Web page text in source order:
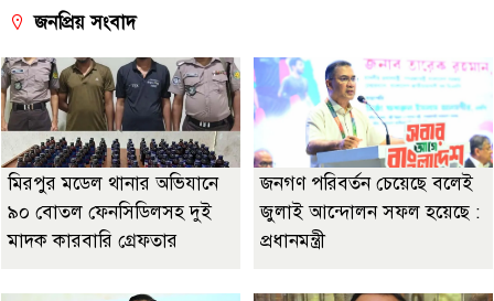
জনপ্রিয় সংবাদ
মিরপুর মডেল থানার অভিযানে
৯০ বোতল ফেনসিডিলসহ দুই
মাদক কারবারি গ্রেফতার
জনগণ পরিবর্তন চেয়েছে বলেই
জুলাই আন্দোলন সফল হয়েছে :
প্রধানমন্ত্রী